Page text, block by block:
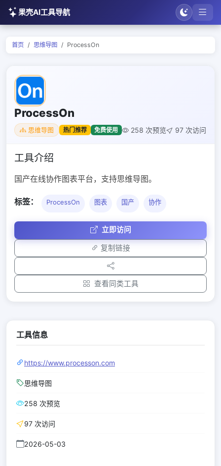
果壳AI工具导航
首页 思维导图 ProcessOn
ProcessOn
思维导图 热门推荐 免费使用 258 次预览 97 次访问
工具介绍
国产在线协作图表平台，支持思维导图。
标签： ProcessOn 图表 国产 协作
立即访问
复制链接
查看同类工具
工具信息
https://www.processon.com
思维导图
258 次预览
97 次访问
2026-05-03